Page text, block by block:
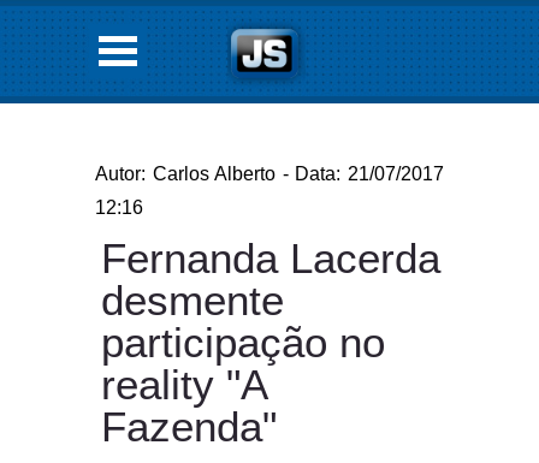
Autor: Carlos Alberto - Data: 21/07/2017
12:16
Fernanda Lacerda
desmente
participação no
reality "A
Fazenda"